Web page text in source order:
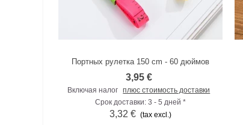
К сравнению
Портных рулетка 150 cm - 60 дюймов
3,95 €
Включая налог плюс стоимость доставки
Срок доставки: 3 - 5 дней *
3,32 € (tax excl.)